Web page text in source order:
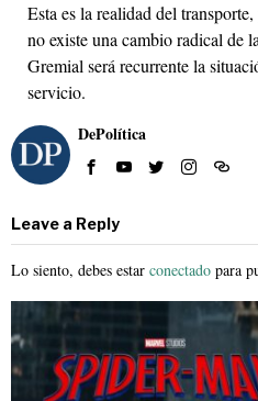
Esta es la realidad del
no existe una cambio radical de
Gremial será recurrente la
servicio.
DePolítica
Leave a Reply
Lo siento, debes estar conectado para